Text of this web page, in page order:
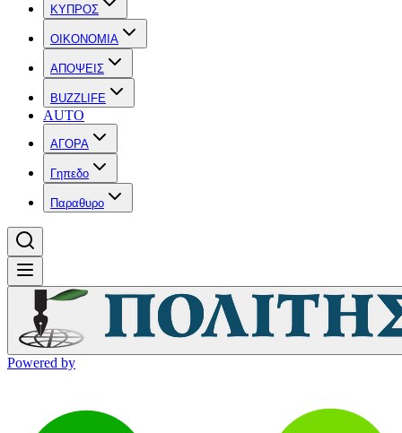
ΚΥΠΡΟΣ
OIKONOMIA
ΑΠΟΨΕΙΣ
BUZZLIFE
AUTO
ΑΓΟΡΑ
Γηπεδο
Παραθυρο
Powered by